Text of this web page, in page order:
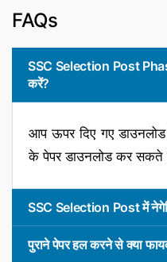
FAQs
SSC Selection Post
करें?
आप ऊपर दिए गए
के पेपर डाउनलोड कर सकते
SSC Selection Post में
पुराने पेपर हल करने से क्या